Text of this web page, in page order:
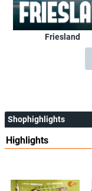
Friesland
Shophighlights
Highlights